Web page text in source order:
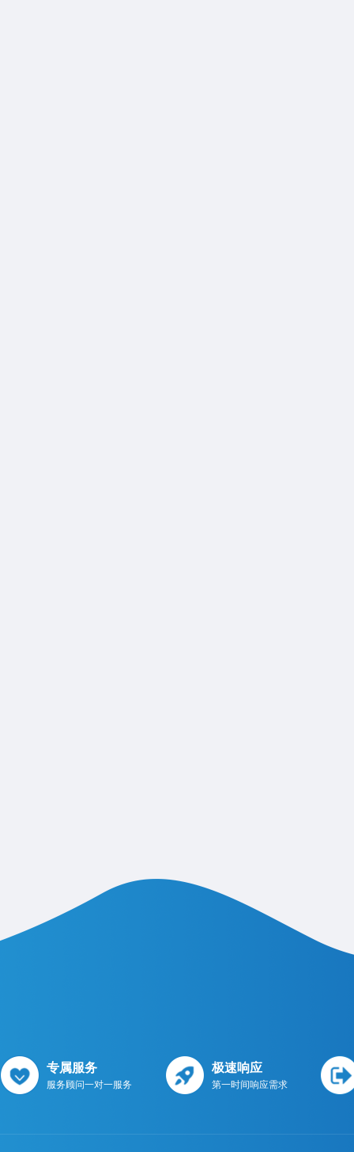
专属服务
服务顾问一对一服务
极速响应
第一时间响应需求